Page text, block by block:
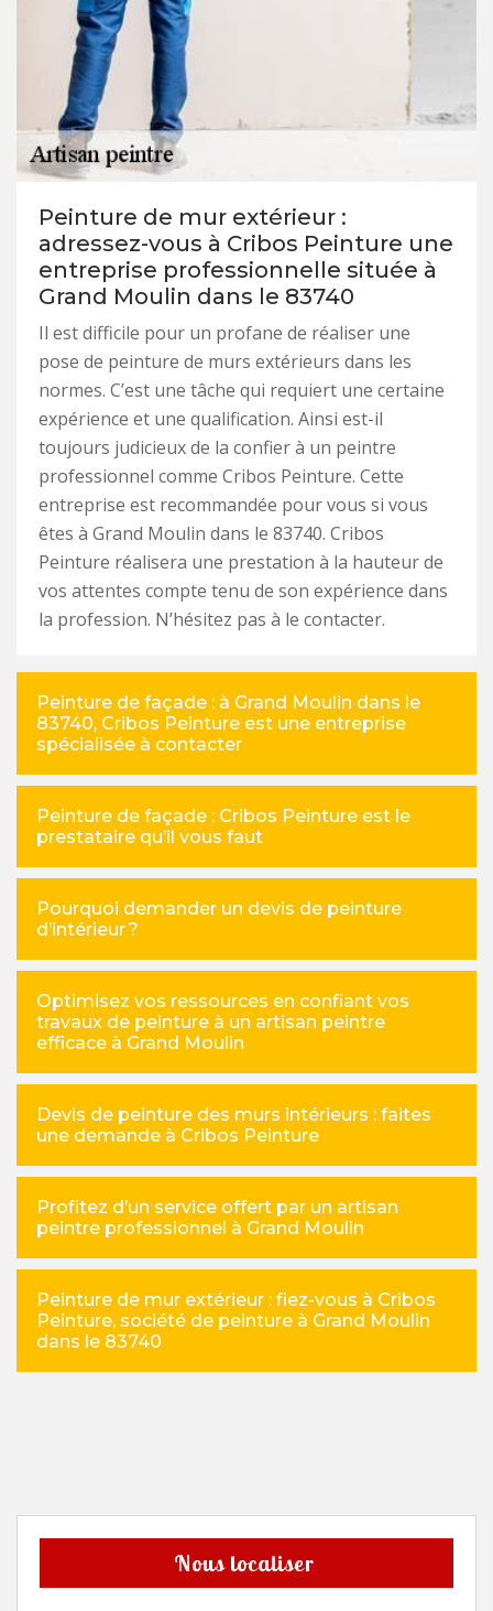
Peinture de mur extérieur :
adressez-vous à Cribos Peinture une
entreprise professionnelle située à
Grand Moulin dans le 83740
Il est difficile pour un profane de réaliser une
pose de peinture de murs extérieurs dans les
normes. C’est une tâche qui requiert une certaine
expérience et une qualification. Ainsi est-il
toujours judicieux de la confier à un peintre
professionnel comme Cribos Peinture. Cette
entreprise est recommandée pour vous si vous
êtes à Grand Moulin dans le 83740. Cribos
Peinture réalisera une prestation à la hauteur de
vos attentes compte tenu de son expérience dans
la profession. N’hésitez pas à le contacter.
Peinture de façade : à Grand Moulin dans le
83740, Cribos Peinture est une entreprise
spécialisée à contacter
Peinture de façade : Cribos Peinture est le
prestataire qu’il vous faut
Pourquoi demander un devis de peinture
d’intérieur ?
Optimisez vos ressources en confiant vos
travaux de peinture à un artisan peintre
efficace à Grand Moulin
Devis de peinture des murs intérieurs : faites
une demande à Cribos Peinture
Profitez d’un service offert par un artisan
peintre professionnel à Grand Moulin
Peinture de mur extérieur : fiez-vous à Cribos
Peinture, société de peinture à Grand Moulin
dans le 83740
Nous localiser